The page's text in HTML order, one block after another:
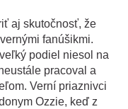
aj skutočnosť, že
fanúšikmi.
podiel niesol na
pracoval a
Verní priaznivci
Ozzie, keď z